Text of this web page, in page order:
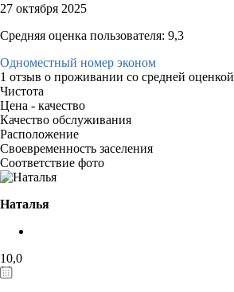
27 октября 2025
Средняя оценка пользователя: 9,3
Одноместный номер эконом
1 отзыв о проживании со средней оценкой
Чистота
Цена - качество
Качество обслуживания
Расположение
Своевременность заселения
Соответствие фото
Наталья
10,0